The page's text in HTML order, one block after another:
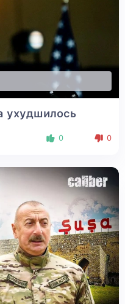
ухудшилось
0 0